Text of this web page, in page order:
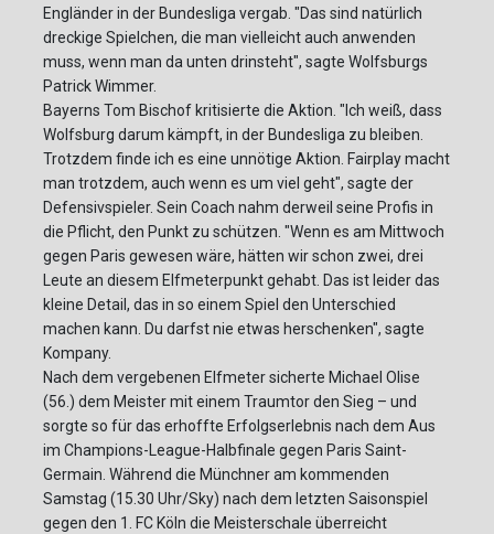
Engländer in der Bundesliga vergab. "Das sind natürlich
dreckige Spielchen, die man vielleicht auch anwenden
muss, wenn man da unten drinsteht", sagte Wolfsburgs
Patrick Wimmer.
Bayerns Tom Bischof kritisierte die Aktion. "Ich weiß, dass
Wolfsburg darum kämpft, in der Bundesliga zu bleiben.
Trotzdem finde ich es eine unnötige Aktion. Fairplay macht
man trotzdem, auch wenn es um viel geht", sagte der
Defensivspieler. Sein Coach nahm derweil seine Profis in
die Pflicht, den Punkt zu schützen. "Wenn es am Mittwoch
gegen Paris gewesen wäre, hätten wir schon zwei, drei
Leute an diesem Elfmeterpunkt gehabt. Das ist leider das
kleine Detail, das in so einem Spiel den Unterschied
machen kann. Du darfst nie etwas herschenken", sagte
Kompany.
Nach dem vergebenen Elfmeter sicherte Michael Olise
(56.) dem Meister mit einem Traumtor den Sieg – und
sorgte so für das erhoffte Erfolgserlebnis nach dem Aus
im Champions-League-Halbfinale gegen Paris Saint-
Germain. Während die Münchner am kommenden
Samstag (15.30 Uhr/Sky) nach dem letzten Saisonspiel
gegen den 1. FC Köln die Meisterschale überreicht